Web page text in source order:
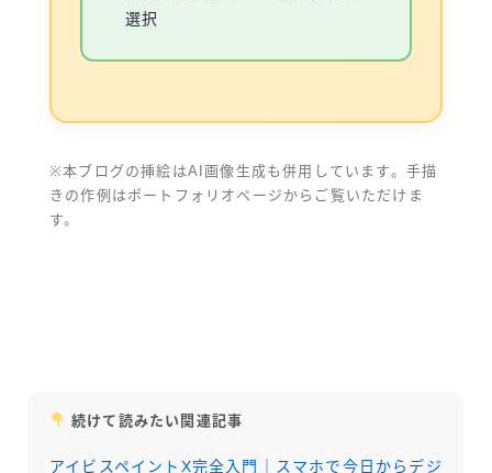
選択
※本ブログの挿絵はAI画像生成も併用しています。手描
きの作例はポートフォリオページからご覧いただけま
す。
続けて読みたい関連記事
アイビスペイントX完全入門｜スマホで今日からデジ